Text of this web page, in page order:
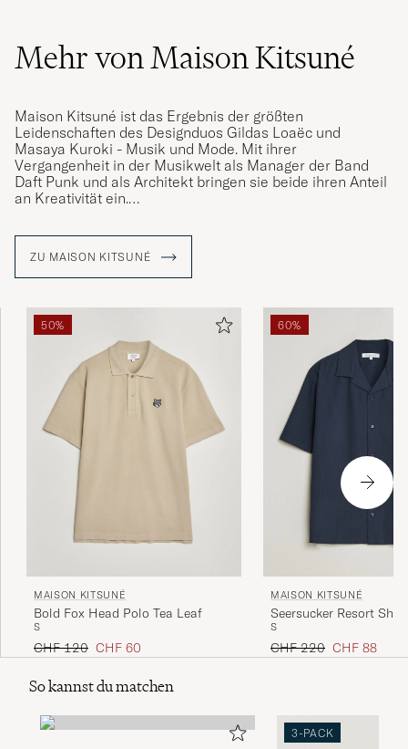
Mehr von Maison Kitsuné
Maison Kitsuné ist das Ergebnis der größten
Leidenschaften des Designduos Gildas Loaëc und
Masaya Kuroki - Musik und Mode. Mit ihrer
Vergangenheit in der Musikwelt als Manager der Band
Daft Punk und als Architekt bringen sie beide ihren Anteil
an Kreativität ein.
Die Marke zeichnet sich durch ihre Vielseitigkeit und ihr
modernes und innovatives Denken aus, das mit
zeitgemäßem Komfort und Einfachheit verbunden ist,
inspiriert von Großstädten wie Tokio und Paris. In allen
Ein Tier, das in Japan ein Symbol für Vielseitigkeit ist und
Kitsuné heißt.
ZU MAISON KITSUNÉ
50%
MAISON KITSUNÉ
Bold Fox Head Polo Tea Leaf
S
Regulärer Preis
CHF 120 Reduzierter Preis
CHF 60
60%
MAISON KITSUNÉ
Seersucker Resort
S
Regulärer Preis
CHF 220 Reduzierter
CHF 88
So kannst du matchen
3-PACK